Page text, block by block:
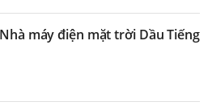
máy điện mặt trời Dầu Tiếng